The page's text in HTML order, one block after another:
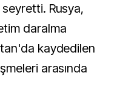
Rusya,
daralma
kaydedilen
arasında